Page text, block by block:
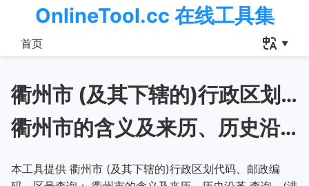
OnlineTool.cc 在线工具集
首页
衢州市 (及其下辖的)行政区划代码、邮政编码、区号查询
衢州市的含义及来历、历史沿革
本工具提供 衢州市 (及其下辖的)行政区划代码、邮政编